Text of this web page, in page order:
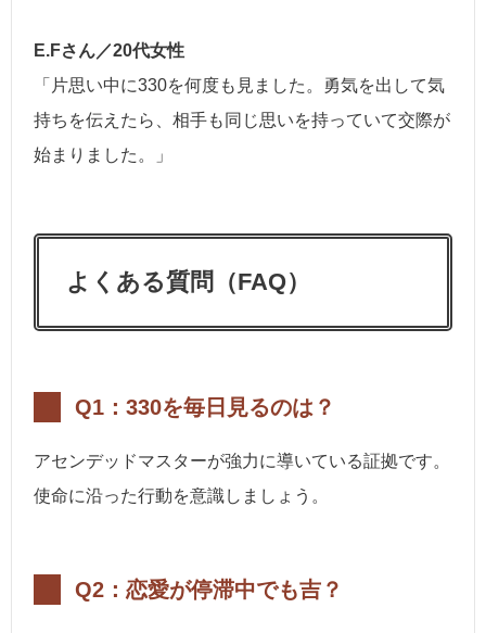
E.Fさん／20代女性
「片思い中に330を何度も見ました。勇気を出して気
持ちを伝えたら、相手も同じ思いを持っていて交際が
始まりました。」
よくある質問（FAQ）
Q1：330を毎日見るのは？
アセンデッドマスターが強力に導いている証拠です。
使命に沿った行動を意識しましょう。
Q2：恋愛が停滞中でも吉？